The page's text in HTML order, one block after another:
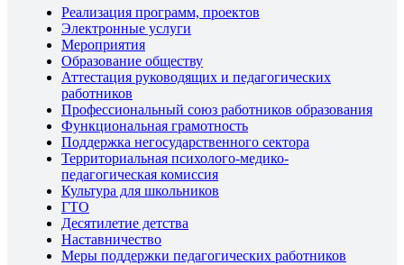
Реализация программ, проектов
Электронные услуги
Мероприятия
Образование обществу
Аттестация руководящих и педагогических
работников
Профессиональный союз работников образования
Функциональная грамотность
Поддержка негосударственного сектора
Территориальная психолого-медико-
педагогическая комиссия
Культура для школьников
ГТО
Десятилетие детства
Наставничество
Меры поддержки педагогических работников